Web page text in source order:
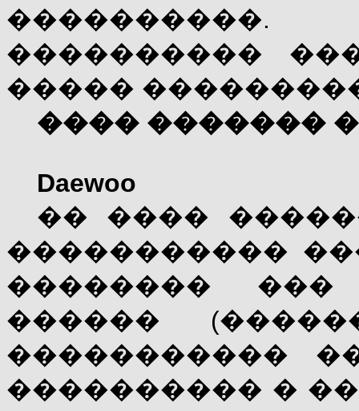
����������
�����
���� ������� �
Daewoo
�� ����
�����������
��������
������
�����������
���������� �